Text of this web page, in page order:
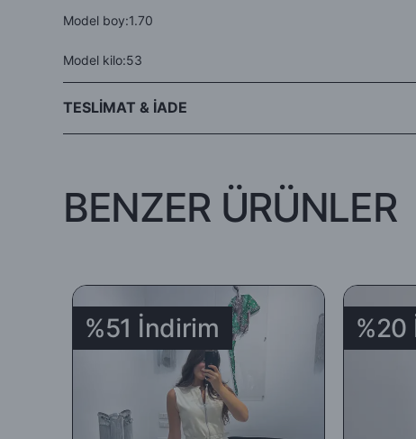
Model boy:1.70
Model kilo:53
TESLİMAT & İADE
- Siparişleriniz aynı gün veya ertesi gün kargo avantajıyla
-İade edilecek ürünün orijinal ambalajında, tüm aksesuar ve
koşuluyla teslim tarihinden itibaren 5 (beş) gün içinde (teslim
-İade ya da değişim yapılmasını istediğiniz ürünü DHLKargo
İadenizi' 969351153 ‘kodunu çalışanlarına
-Sipariş edilen ürünlerin tümü mazeretsiz şekilde ( yanlış
-İade için göndermiş olduğunuz ürün / ürünler 5 günü geçmiş,
BENZER ÜRÜNLER
%51 İndirim %20